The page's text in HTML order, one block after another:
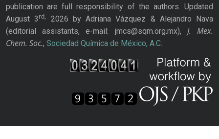
publication are full responsibility of the authors. Updated
August 3rd,
2026 by Adriana Vázquez & Alejandro Nava
(editorial assistants, e-mail: jmcs@sqm.org.mx), J. Mex.
Chem. Soc., Sociedad Química de México, A.C.